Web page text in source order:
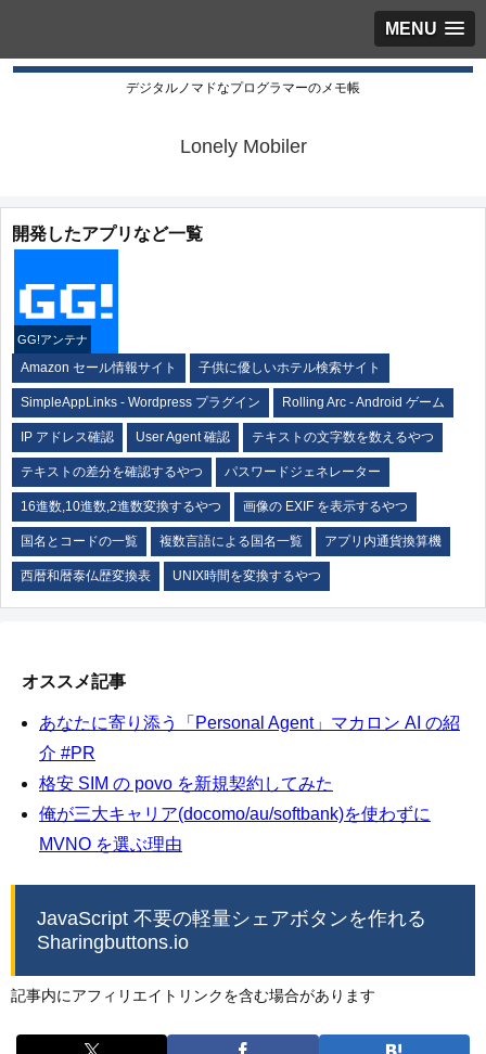
MENU
デジタルノマドなプログラマーのメモ帳
Lonely Mobiler
開発したアプリなど一覧
GG!アンテナ
Amazon セール情報サイト 子供に優しいホテル検索サイト
SimpleAppLinks - Wordpress プラグイン Rolling Arc - Android ゲーム
IP アドレス確認 User Agent 確認 テキストの文字数を数えるやつ
テキストの差分を確認するやつ パスワードジェネレーター
16進数,10進数,2進数変換するやつ 画像の EXIF を表示するやつ
国名とコードの一覧 複数言語による国名一覧 アプリ内通貨換算機
西暦和暦泰仏歴変換表 UNIX時間を変換するやつ
オススメ記事
あなたに寄り添う「Personal Agent」マカロン AI の紹
介 #PR
格安 SIM の povo を新規契約してみた
俺が三大キャリア(docomo/au/softbank)を使わずに
MVNO を選ぶ理由
JavaScript 不要の軽量シェアボタンを作れる
Sharingbuttons.io
記事内にアフィリエイトリンクを含む場合があります